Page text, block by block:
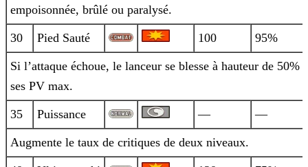
empoisonnée, brûlé ou paralysé.
30 Pied Sauté 100 95%
Si l’attaque échoue, le lanceur se blesse à hauteur de 50%
ses PV max.
35 Puissance — —
Augmente le taux de critiques de deux niveaux.